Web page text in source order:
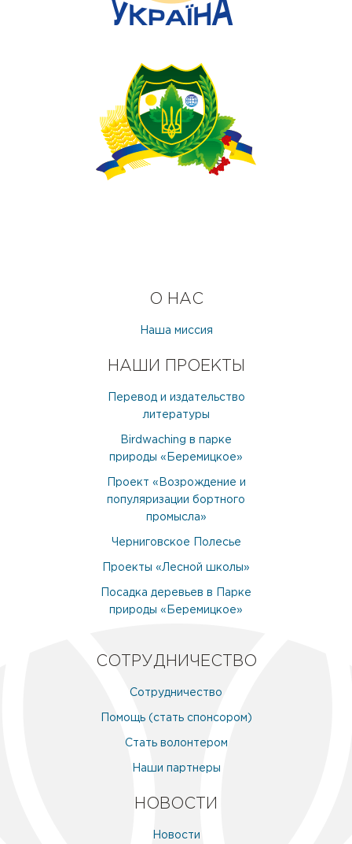
О НАС
Наша миссия
НАШИ ПРОЕКТЫ
Перевод и издательство
литературы
Birdwaching в парке
природы «Беремицкое»
Проект «Возрождение и
популяризации бортного
промысла»
Черниговское Полесье
Проекты «Лесной школы»
Посадка деревьев в Парке
природы «Беремицкое»
СОТРУДНИЧЕСТВО
Сотрудничество
Помощь (стать спонсором)
Стать волонтером
Наши партнеры
НОВОСТИ
Новости